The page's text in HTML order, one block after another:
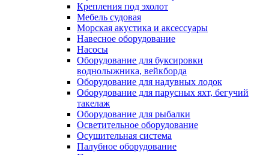
Крепления под эхолот
Мебель судовая
Морская акустика и аксессуары
Навесное оборудование
Насосы
Оборудование для буксировки
воднолыжника, вейкборда
Оборудование для надувных лодок
Оборудование для парусных яхт, бегучий
такелаж
Оборудование для рыбалки
Осветительное оборудование
Осушительная система
Палубное оборудование